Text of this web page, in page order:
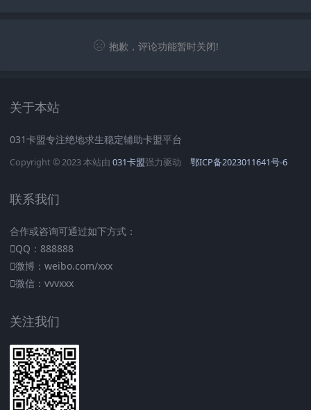
抱歉，评论功能暂时关闭!
关于本站
031卡盟专注绝地求生稳定辅助卡盟平台
Copyright © 2023 本站由 031卡盟强力驱动 鄂ICP备2023011641号-6
联系我们
合作或咨询可通过如下方式：
QQ：888888
微博：weibo.com/xxx
微信：vvvxxx
关注我们